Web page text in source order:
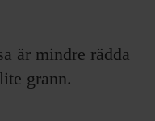
är mindre rädda
grann.